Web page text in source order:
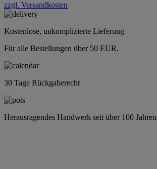
zzgl. Versandkosten
Kostenlose, unkomplizierte Lieferung
Für alle Bestellungen über 50 EUR.
30 Tage Rückgaberecht
Herausragendes Handwerk seit über 100 Jahren